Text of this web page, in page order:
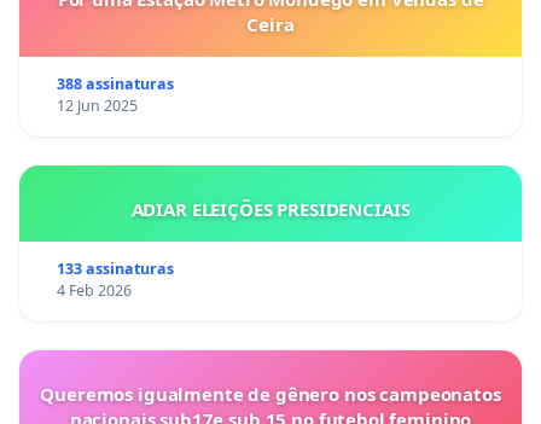
Ceira
388 assinaturas
12 Jun 2025
ADIAR ELEIÇÕES PRESIDENCIAIS
133 assinaturas
4 Feb 2026
Queremos igualmente de gênero nos campeonatos